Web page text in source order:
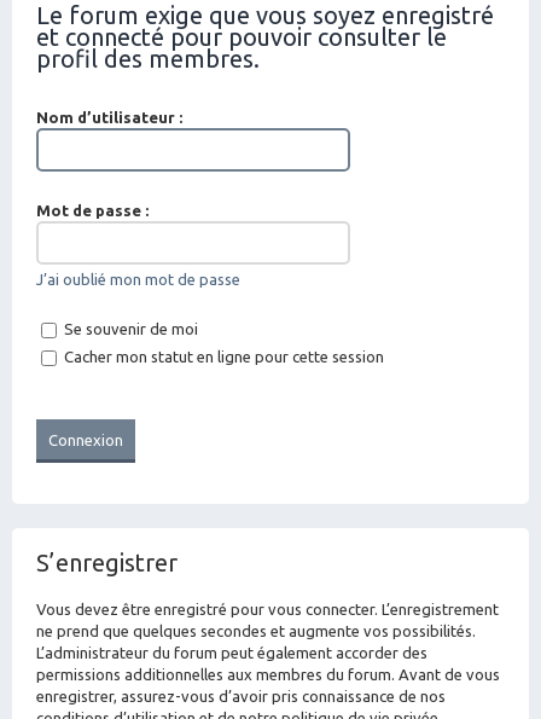
Le forum exige que vous soyez enregistré
et connecté pour pouvoir consulter le
profil des membres.
Nom d’utilisateur :
Mot de passe :
J’ai oublié mon mot de passe
Se souvenir de moi
Cacher mon statut en ligne pour cette session
S’enregistrer
Vous devez être enregistré pour vous connecter. L’enregistrement
ne prend que quelques secondes et augmente vos possibilités.
L’administrateur du forum peut également accorder des
permissions additionnelles aux membres du forum. Avant de vous
enregistrer, assurez-vous d’avoir pris connaissance de nos